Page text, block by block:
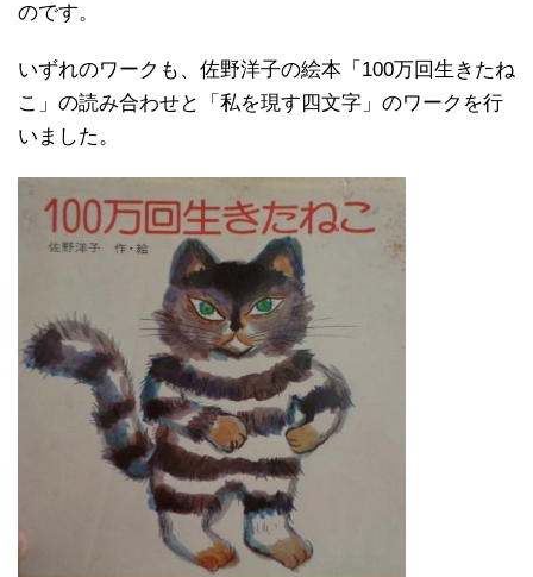
のです。
いずれのワークも、佐野洋子の絵本「100万回生きたね
こ」の読み合わせと「私を現す四文字」のワークを行
いました。